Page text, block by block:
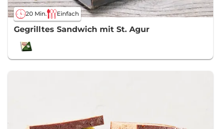
20 Min. Einfach
Gegrilltes Sandwich mit St. Agur